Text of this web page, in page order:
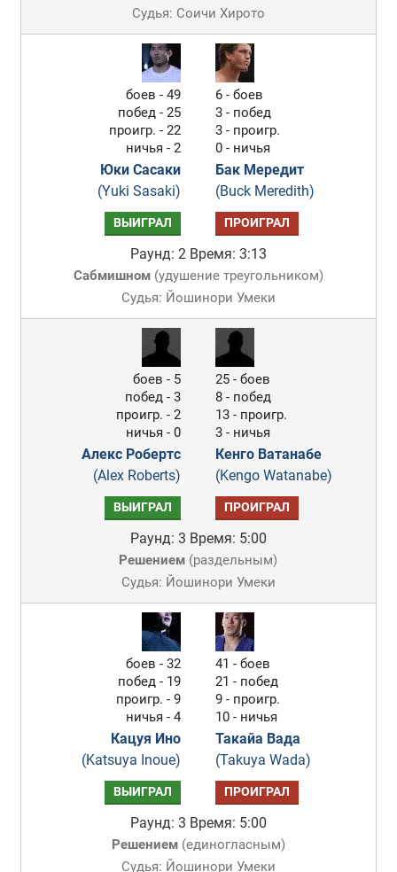
Судья: Соичи Хирото
боев - 49
побед - 25
проигр. - 22
ничья - 2
Юки Сасаки
(Yuki Sasaki)
6 - боев
3 - побед
3 - проигр.
0 - ничья
Бак Мередит
(Buck Meredith)
ВЫИГРАЛ ПРОИГРАЛ
Раунд: 2 Время: 3:13
Сабмишном(удушение треугольником)
Судья: Йошинори Умеки
боев - 5
побед - 3
проигр. - 2
ничья - 0
Алекс Робертс
(Alex Roberts)
25 - боев
8 - побед
13 - проигр.
3 - ничья
Кенго Ватанабе
(Kengo Watanabe)
ВЫИГРАЛ ПРОИГРАЛ
Раунд: 3 Время: 5:00
Решением (раздельным)
Судья: Йошинори Умеки
боев - 32
побед - 19
проигр. - 9
ничья - 4
Кацуя Ино
(Katsuya Inoue)
41 - боев
21 - побед
9 - проигр.
10 - ничья
Такайа Вада
(Takuya Wada)
ВЫИГРАЛ ПРОИГРАЛ
Раунд: 3 Время: 5:00
Решением(единогласным)
Судья: Йошинори Умеки